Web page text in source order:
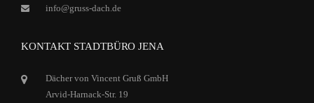
info@gruss-dach.de
KONTAKT STADTBÜRO JENA
Dächer von Vincent Gruß GmbH
Arvid-Harnack-Str. 19